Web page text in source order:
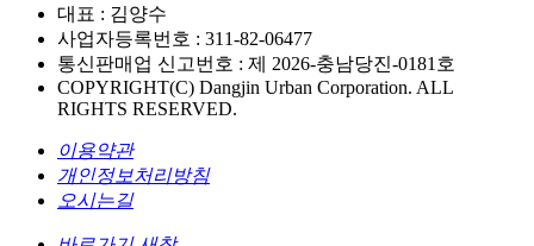
대표 : 김양수
사업자등록번호 : 311-82-06477
통신판매업 신고번호 : 제 2026-충남당진-0181호
COPYRIGHT(C) Dangjin Urban Corporation. ALL
RIGHTS RESERVED.
이용약관
개인정보처리방침
오시는길